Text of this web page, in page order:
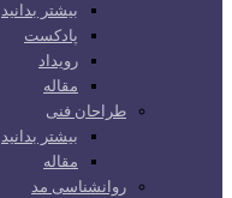
بیشتر بدانید
پادکست
رویداد
مقاله
طراحان فنی
بیشتر بدانید
مقاله
روانشناسی مد